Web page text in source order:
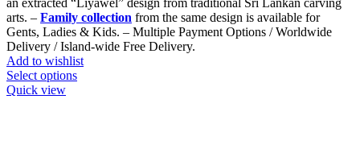
arts. – Family collection from the same design is available for
Gents, Ladies & Kids. – Multiple Payment Options / Worldwide
Delivery / Island-wide Free Delivery.
Add to wishlist
Select optionsThis
Quick view